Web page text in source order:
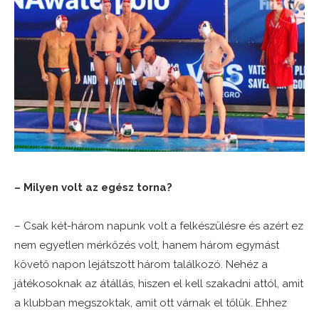
– Milyen volt az egész torna?
– Csak két-három napunk volt a felkészülésre és azért ez
nem egyetlen mérkőzés volt, hanem három egymást
követő napon lejátszott három találkozó. Nehéz a
játékosoknak az átállás, hiszen el kell szakadni attól, amit
a klubban megszoktak, amit ott várnak el tőlük. Ehhez